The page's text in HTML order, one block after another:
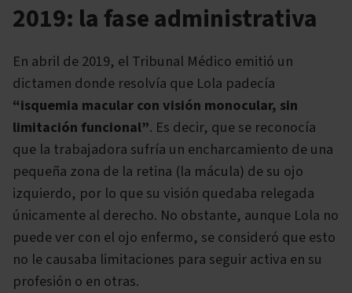
2019: la fase administrativa
En abril de 2019, el Tribunal Médico emitió un
dictamen donde resolvía que Lola padecía
“isquemia macular con visión monocular, sin
limitación funcional”. Es decir, que se reconocía
que la trabajadora sufría un encharcamiento de una
pequeña zona de la retina (la mácula) de su ojo
izquierdo, por lo que su visión quedaba relegada
únicamente al derecho. No obstante, aunque Lola no
puede ver con el ojo enfermo, se consideró que esto
no le causaba limitaciones para seguir activa en su
profesión o en otras.